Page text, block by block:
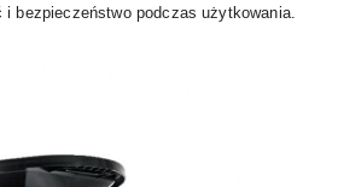
bezpieczeństwo podczas użytkowania.